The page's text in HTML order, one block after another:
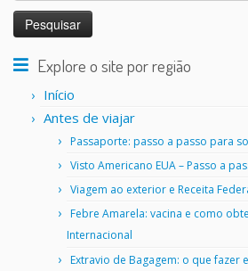
por:
Explore o site por região
Início
Antes de viajar
Passaporte: passo a passo para
Visto Americano EUA – Passo a
Viagem ao exterior e Receita
Febre Amarela: vacina e como
Internacional
Extravio de Bagagem: o que fazer